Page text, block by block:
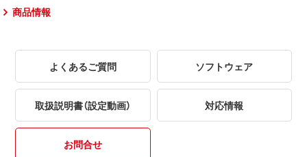
商品情報
よくあるご質問 ソフトウェア
取扱説明書（設定動画） 対応情報
お問合せ